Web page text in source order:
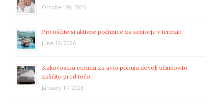
October 20, 2025
Privoščite si aktivne počitnice za seniorje v termah
June 19, 2026
Kakovostna cerada za avto ponuja dovolj učinkovito
zaščito pred točo
January 17, 2023